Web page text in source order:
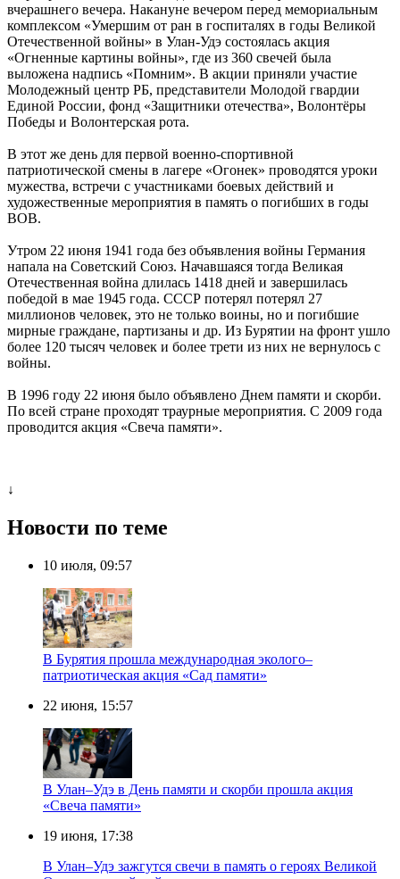
вчерашнего вечера. Накануне вечером перед мемориальным
комплексом «Умершим от ран в госпиталях в годы Великой
Отечественной войны» в Улан-Удэ состоялась акция
«Огненные картины войны», где из 360 свечей была
выложена надпись «Помним». В акции приняли участие
Молодежный центр РБ, представители Молодой гвардии
Единой России, фонд «Защитники отечества», Волонтёры
Победы и Волонтерская рота.
В этот же день для первой военно-спортивной
патриотической смены в лагере «Огонек» проводятся уроки
мужества, встречи с участниками боевых действий и
художественные мероприятия в память о погибших в годы
ВОВ.
Утром 22 июня 1941 года без объявления войны Германия
напала на Советский Союз. Начавшаяся тогда Великая
Отечественная война длилась 1418 дней и завершилась
победой в мае 1945 года. СССР потерял потерял 27
миллионов человек, это не только воины, но и погибшие
мирные граждане, партизаны и др. Из Бурятии на фронт ушло
более 120 тысяч человек и более трети из них не вернулось с
войны.
В 1996 году 22 июня было объявлено Днем памяти и скорби.
По всей стране проходят траурные мероприятия. С 2009 года
проводится акция «Свеча памяти».
↓
Новости по теме
10 июля, 09:57
В Бурятия прошла международная эколого–
патриотическая акция «Сад памяти»
22 июня, 15:57
В Улан–Удэ в День памяти и скорби прошла акция
«Свеча памяти»
19 июня, 17:38
В Улан–Удэ зажгутся свечи в память о героях Великой